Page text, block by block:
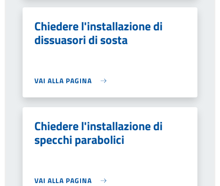
Chiedere l'installazione di
dissuasori di sosta
VAI ALLA PAGINA
Chiedere l'installazione di
specchi parabolici
VAI ALLA PAGINA